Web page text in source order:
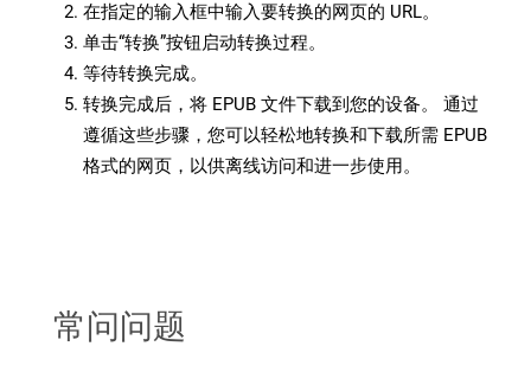
在指定的输入框中输入要转换的网页的 URL。
单击“转换”按钮启动转换过程。
等待转换完成。
转换完成后，将 EPUB 文件下载到您的设备。 通过
遵循这些步骤，您可以轻松地转换和下载所需 EPUB
格式的网页，以供离线访问和进一步使用。
常问问题